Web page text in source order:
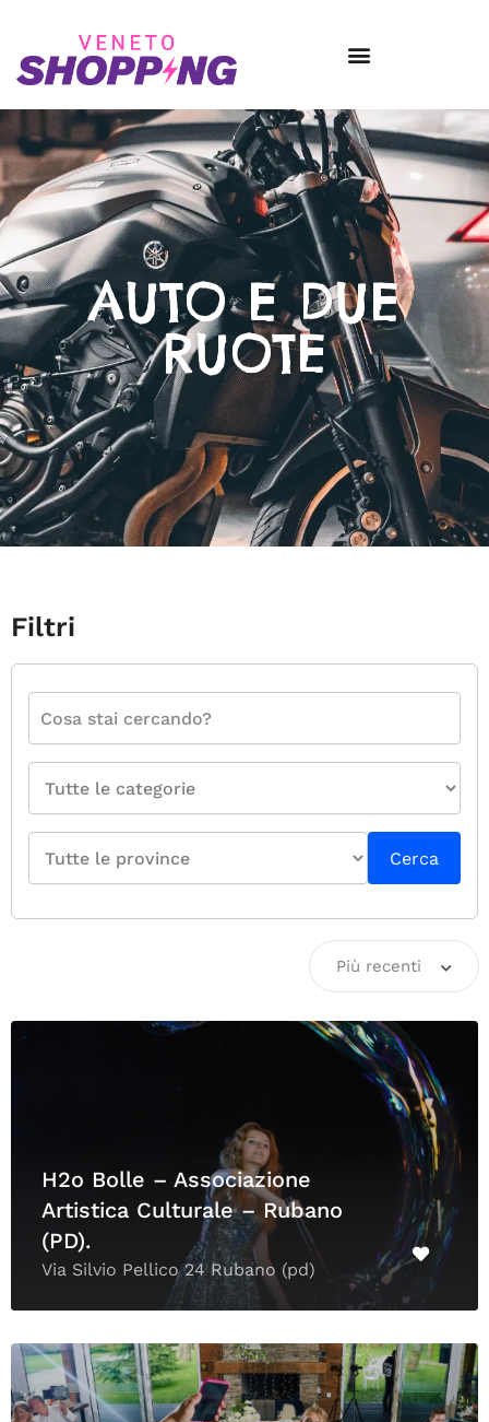
AUTO E DUE
RUOTE
Filtri
Cerca
Più recenti
H2o Bolle – Associazione
Artistica Culturale – Rubano
(PD).
Via Silvio Pellico 24 Rubano (pd)